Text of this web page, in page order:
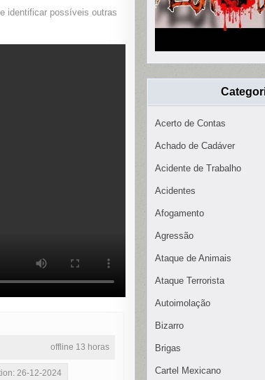
identificar possíveis outras
offline 13 horas
26-12-2024
Acerto de Contas
Achado de Cadáver
Acidente de Trabalho
Acidentes
Afogamento
Agressão
Ataque de Animais
Ataque Terrorista
Autoimolação
Bizarro
Brigas
Cartel Mexicano